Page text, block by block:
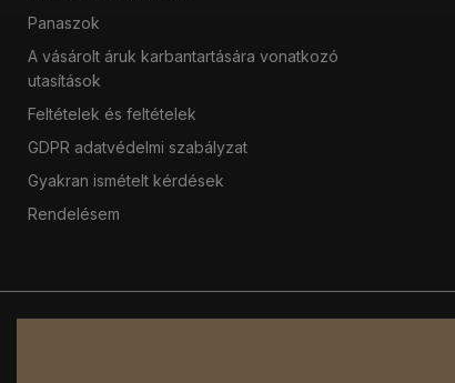
Panaszok
A vásárolt áruk karbantartására vonatkozó
utasítások
Feltételek és feltételek
GDPR adatvédelmi szabályzat
Gyakran ismételt kérdések
Rendelésem